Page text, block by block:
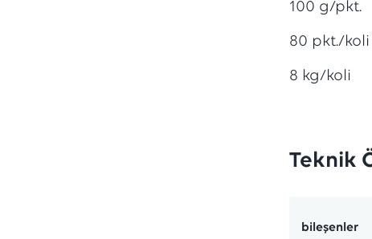
100 g/pkt.
80 pkt./koli
8 kg/koli
Teknik
bileşenler